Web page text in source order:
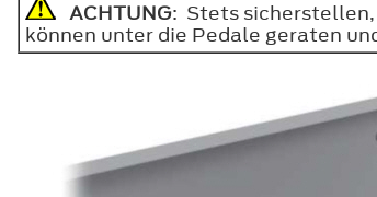
ACHTUNG: Stets sicherstellen,
können unter die Pedale geraten